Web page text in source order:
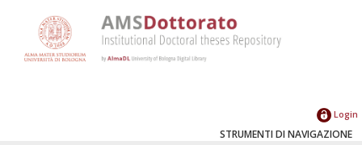
Login
STRUMENTI DI NAVIGAZIONE